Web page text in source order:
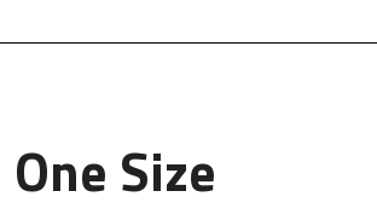
Size